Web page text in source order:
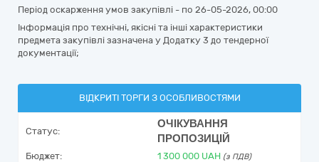
Період оскарження умов закупівлі - по 26-05-2026, 00:00
Інформація про технічні, якісні та інші характеристики
предмета закупівлі зазначена у Додатку 3 до тендерної
документації;
ВІДКРИТІ ТОРГИ З ОСОБЛИВОСТЯМИ
Статус:
ОЧІКУВАННЯ
ПРОПОЗИЦІЙ
Бюджет: 1 300 000 UAH (з ПДВ)